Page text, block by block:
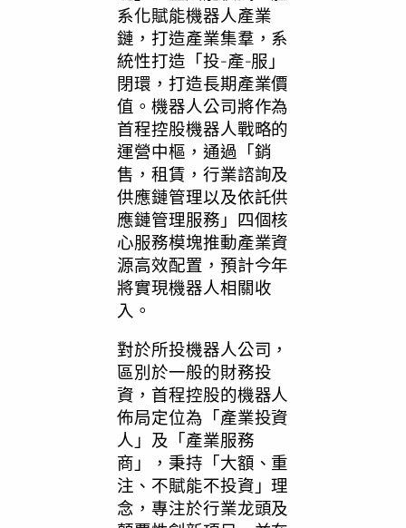
系化賦能機器人產業
鏈，打造產業集羣，系
統性打造 「投-產-服 」
閉環，打造長期產業價
值。機器人公司將作為
首程控股機器人戰略的
運營中樞，通過 「銷
售，租賃，行業諮詢及
供應鏈管理以及依託供
應鏈管理服務 」 四個核
心服務模塊推動產業資
源高效配置，預計今年
將實現機器人相關收
入。
對於所投機器人公司，
區別於一般的財務投
資，⾸程控股的機器人
佈局定位為 「產業投資
人」及 「產業服務
商」 ，秉持 「⼤額、重
注、不賦能不投資」理
念，專注於⾏業⻰頭及